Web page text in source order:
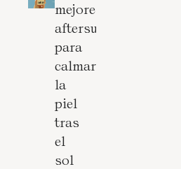
mejores
aftersun
para
calmar
la
piel
tras
el
sol